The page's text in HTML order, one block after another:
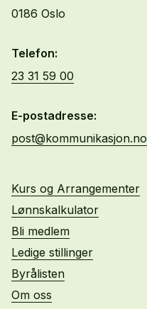
0186 Oslo
Telefon:
23 31 59 00
E-postadresse:
post@kommunikasjon.no
Kurs og Arrangementer
Lønnskalkulator
Bli medlem
Ledige stillinger
Byrålisten
Om oss